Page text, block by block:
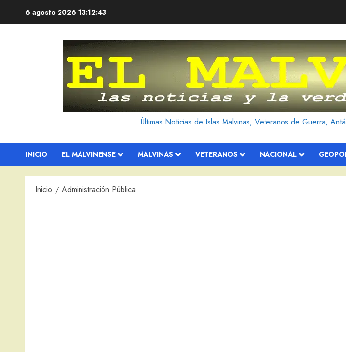
6 agosto 2026 13:12:44
Últimas Noticias de Islas Malvinas, Veteranos de Guerra,
INICIO EL MALVINENSE MALVINAS VETERANOS NACIONAL
Inicio Administración Pública